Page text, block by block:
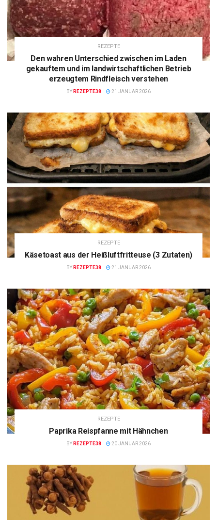
REZEPTE
Den wahren Unterschied zwischen im Laden
gekauftem und im landwirtschaftlichen Betrieb
erzeugtem Rindfleisch verstehen
BY REZEPTE38 21 JANUAR 2026
REZEPTE
Käsetoast aus der Heißluftfritteuse (3 Zutaten)
BY REZEPTE38 21 JANUAR 2026
REZEPTE
Paprika Reispfanne mit Hähnchen
BY REZEPTE38 20 JANUAR 2026